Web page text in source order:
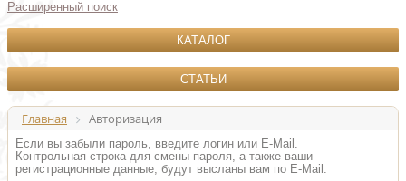
Расширенный поиск
КАТАЛОГ
СТАТЬИ
Главная Авторизация
Если вы забыли пароль, введите логин или E-Mail.
Контрольная строка для смены пароля, а также ваши
регистрационные данные, будут высланы вам по E-Mail.